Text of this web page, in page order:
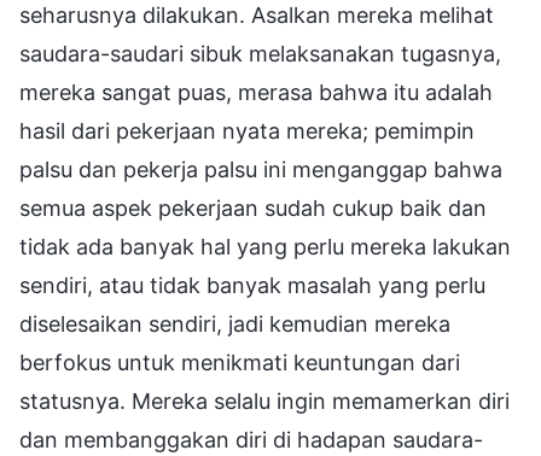
seharusnya dilakukan. Asalkan mereka melihat
saudara-saudari sibuk melaksanakan tugasnya,
mereka sangat puas, merasa bahwa itu adalah
hasil dari pekerjaan nyata mereka; pemimpin
palsu dan pekerja palsu ini menganggap bahwa
semua aspek pekerjaan sudah cukup baik dan
tidak ada banyak hal yang perlu mereka lakukan
sendiri, atau tidak banyak masalah yang perlu
diselesaikan sendiri, jadi kemudian mereka
berfokus untuk menikmati keuntungan dari
statusnya. Mereka selalu ingin memamerkan diri
dan membanggakan diri di hadapan saudara-